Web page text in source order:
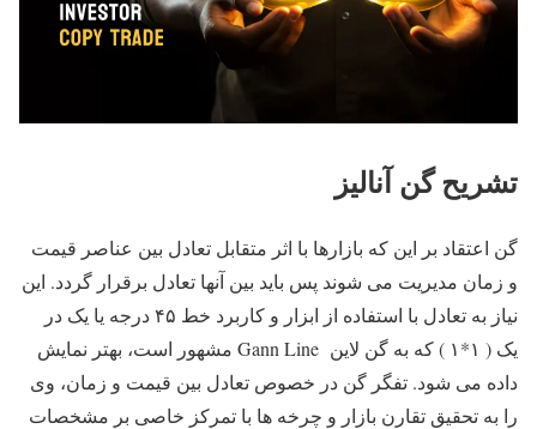
تشریح گن آنالیز
گن اعتقاد بر این که بازارها با اثر متقابل تعادل بین عناصر قیمت
و زمان مدیریت می شوند پس باید بین آنها تعادل برقرار گردد. این
نیاز به تعادل با استفاده از ابزار و کاربرد خط ۴۵ درجه یا یک در
یک ( ۱*۱ ) که به گن لاین Gann Line مشهور است، بهتر نمایش
داده می شود. تفگر گن در خصوص تعادل بین قیمت و زمان، وی
را به تحقیق تقارن بازار و چرخه ها با تمرکز خاصی بر مشخصات